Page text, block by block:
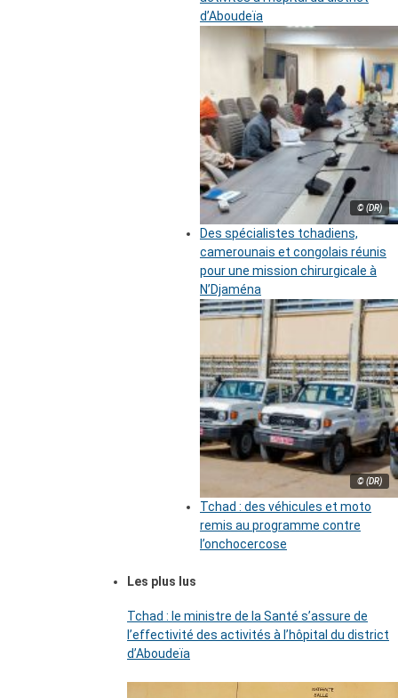
d’Aboudeïa
© (DR)
Des spécialistes tchadiens,
camerounais et congolais réunis
pour une mission chirurgicale à
N’Djaména
© (DR)
Tchad : des véhicules et moto
remis au programme contre
l’onchocercose
Les plus lus
Tchad : le ministre de la Santé s’assure de
l’effectivité des activités à l’hôpital du district
d’Aboudeïa